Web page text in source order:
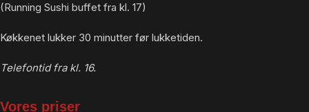
(Running Sushi buffet fra kl. 17)
Køkkenet lukker 30 minutter før lukketiden.
Telefontid fra kl. 16.
Vores priser